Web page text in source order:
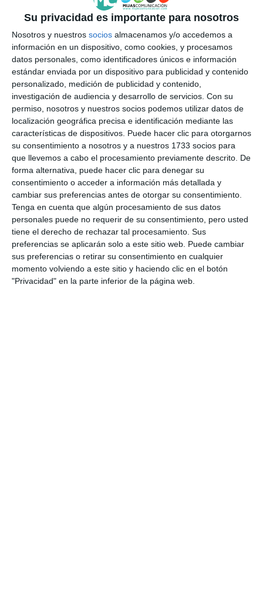
Su privacidad es importante para nosotros
Nosotros y nuestros socios almacenamos y/o accedemos a
información en un dispositivo, como cookies, y procesamos
datos personales, como identificadores únicos e información
estándar enviada por un dispositivo para publicidad y contenido
personalizado, medición de publicidad y contenido,
investigación de audiencia y desarrollo de servicios. Con su
permiso, nosotros y nuestros socios podemos utilizar datos de
localización geográfica precisa e identificación mediante las
características de dispositivos. Puede hacer clic para otorgarnos
su consentimiento a nosotros y a nuestros 1733 socios para
que llevemos a cabo el procesamiento previamente descrito. De
forma alternativa, puede hacer clic para denegar su
consentimiento o acceder a información más detallada y
cambiar sus preferencias antes de otorgar su consentimiento.
Tenga en cuenta que algún procesamiento de sus datos
personales puede no requerir de su consentimiento, pero usted
tiene el derecho de rechazar tal procesamiento. Sus
preferencias se aplicarán solo a este sitio web. Puede cambiar
sus preferencias o retirar su consentimiento en cualquier
momento volviendo a este sitio y haciendo clic en el botón
"Privacidad" en la parte inferior de la página web.